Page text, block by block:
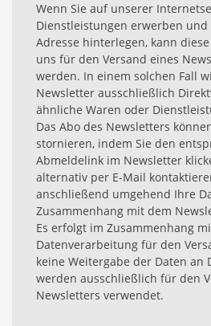
Wenn Sie auf unserer
Dienstleistungen erwerben
Adresse hinterlegen, kann
uns für den Versand eines
werden. In einem solchen Fall
Newsletter ausschließlich
ähnliche Waren oder
Das Abo des Newsletters
stornieren, indem Sie den
Abmeldelink im Newsletter
alternativ per E-Mail
anschließend umgehend Ihre
Zusammenhang mit dem
Es erfolgt im Zusammenhang
Datenverarbeitung für den
keine Weitergabe der Daten an
werden ausschließlich für den
Newsletters verwendet.